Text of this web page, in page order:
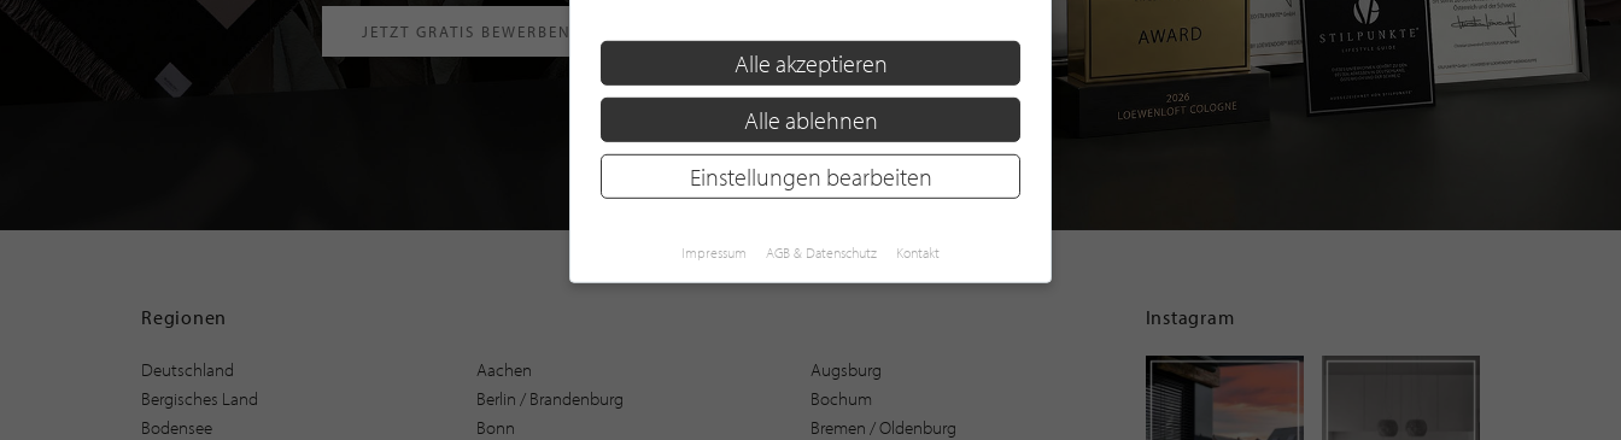
JETZT GRATIS BEWERBEN
Regionen
Deutschland Aachen
Augsburg
Bergisches Land
Berlin / Brandenburg
Bochum
Bodensee
Bonn
Bremen / Oldenburg
Instagram
Alle akzeptieren
Alle ablehnen
Einstellungen bearbeiten
Impressum AGB & Datenschutz Kontakt